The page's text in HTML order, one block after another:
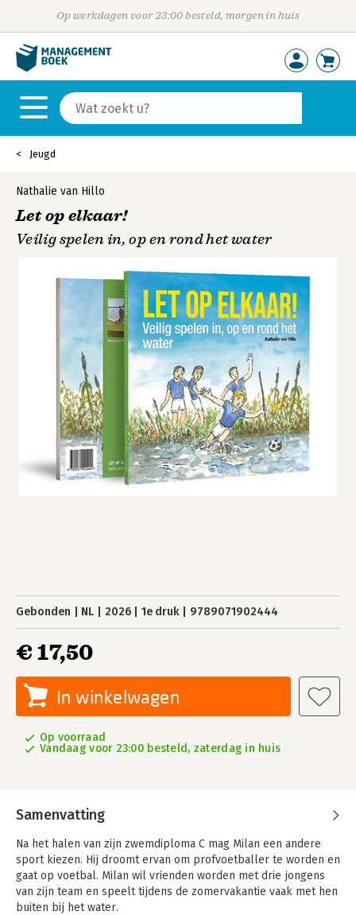
Op werkdagen voor 23:00 besteld, morgen in huis
Jeugd
Nathalie van Hillo
Let op elkaar!
Veilig spelen in, op en rond het water
Gebonden NL 2026 1e druk 9789071902444
€ 17,50
In winkelwagen
Op voorraad
Vandaag voor 23:00 besteld, zaterdag in huis
Samenvatting
Na het halen van zijn zwemdiploma C mag Milan een andere
sport kiezen. Hij droomt ervan om profvoetballer te worden en
gaat op voetbal. Milan wil vrienden worden met drie jongens
van zijn team en speelt tijdens de zomervakantie vaak met hen
buiten bij het water.